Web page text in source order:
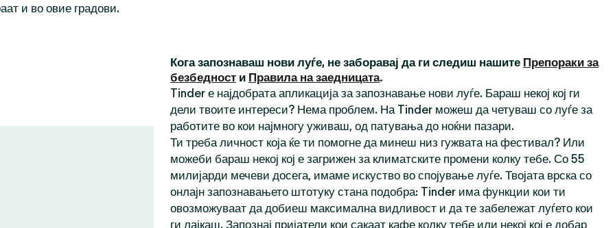
и во овие градови.
Кога запознаваш нови луѓе, не заборавај да ги следиш нашите Препораки за
безбедност и Правила на заедницата.
Tinder е најдобрата апликација за запознавање нови луѓе. Бараш некој кој ги
дели твоите интереси? Нема проблем. На Tinder можеш да четуваш со луѓе за
работите во кои најмногу уживаш, од патувања до ноќни пазари.
Ти треба личност која ќе ти помогне да минеш низ гужвата на фестивал? Или
можеби бараш некој кој е загрижен за климатските промени колку тебе. Со 55
милијарди мечеви досега, имаме искуство во спојување луѓе. Твојата врска со
онлајн запознавањето штотуку стана подобра: Tinder има функции кои ти
овозможуваат да добиеш максимална видливост и да те забележат луѓето кои
ги лајкаш. Запознај пријатели кои сакаат кафе колку тебе или некој кој е добар